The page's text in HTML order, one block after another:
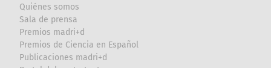
Quiénes somos
Sala de prensa
Premios madri+d
Premios de Ciencia en Español
Publicaciones madri+d